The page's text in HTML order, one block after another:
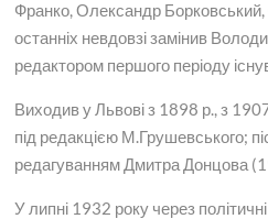
Франко, Олександр
останніх невдовзі замінив
редактором першого періоду
Виходив у Львові з 1898 р., з
під редакцією М.Грушевського;
редагуванням Дмитра Донцова
У липні 1932 року через